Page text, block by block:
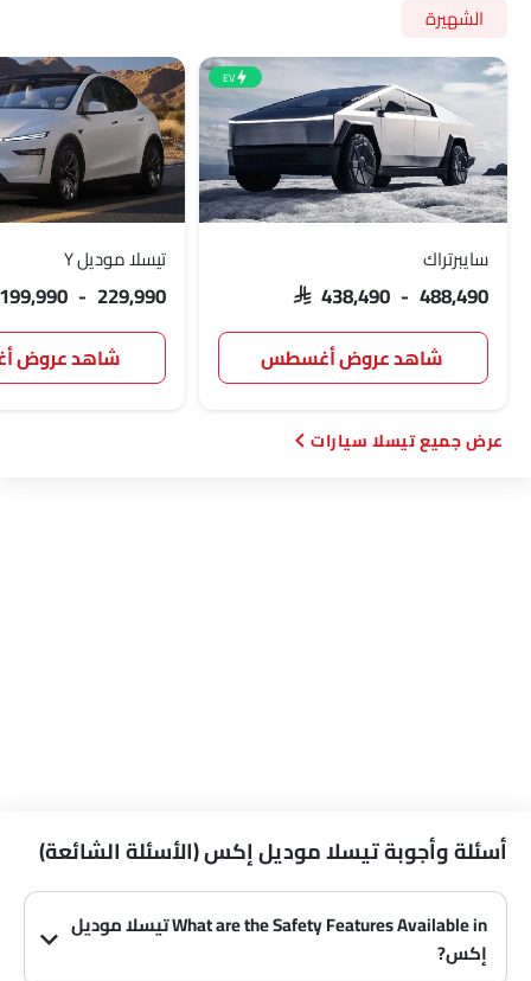
الشهيرة
EV
سايبرتراك
SAR 438,490 - 488,490
شاهد عروض أغسطس
تيسلا موديل Y
199,990 - 229,990
شاهد عروض
تيسلا سيارات
أسئلة وأجوبة تيسلا موديل إكس (الأسئلة الشائعة)
What are the Safety Features Available in تيسلا موديل
إكس?